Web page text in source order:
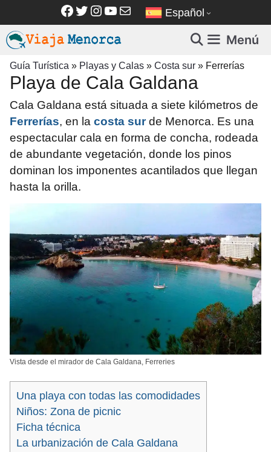
contenido
Facebook
Twitter
Instagram
YouTube
Correo electrónico
Español
Menú
Guía Turística » Playas y Calas » Costa sur » Ferrerías
Playa de Cala Galdana
Cala Galdana está situada a siete kilómetros de
Ferrerías, en la costa surde Menorca. Es una
espectacular cala en forma de concha, rodeada
de abundante vegetación, donde los pinos
dominan los imponentes acantilados que llegan
hasta la orilla.
Vista desde el mirador de Cala Galdana, Ferreries
Una playa con todas las comodidades
Niños: Zona de picnic
Ficha técnica
La urbanización de Cala Galdana